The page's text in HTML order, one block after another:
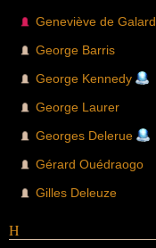
Geneviève de Galard
George Barris
George Kennedy
George Laurer
Georges Delerue
Gérard Ouédraogo
Gilles Deleuze
H